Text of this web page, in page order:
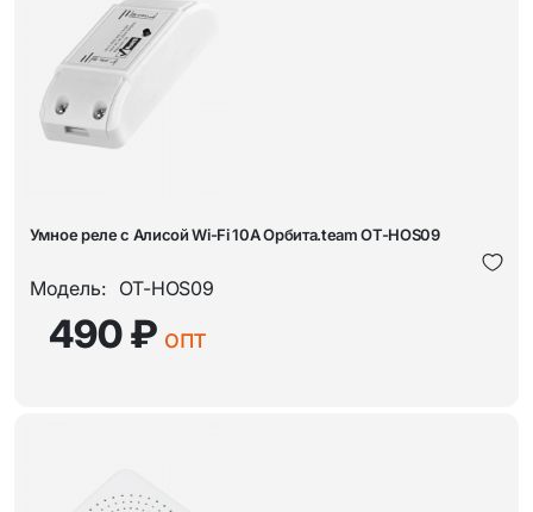
Умное реле с Алисой Wi-Fi 10A Орбита.team OT-HOS09
Модель: OT-HOS09
490 ₽ опт